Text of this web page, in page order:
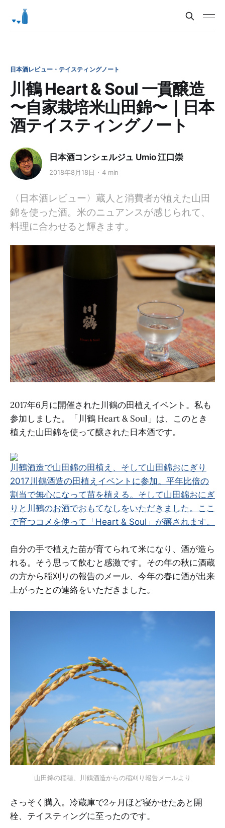
日本酒レビュー・テイスティングノート
川鶴 Heart & Soul 一貫醸造
〜自家栽培米山田錦〜｜日本
酒テイスティングノート
日本酒コンシェルジュ Umio 江口崇
2018年8月18日 4 min
〈日本酒レビュー〉蔵人と消費者が植えた山田
錦を使った酒。米のニュアンスが感じられて、
料理に合わせると輝きます。
2017年6月に開催された川鶴の田植えイベント。私も
参加しました。「川鶴 Heart & Soul」は、このとき
植えた山田錦を使って醸された日本酒です。
川鶴酒造で山田錦の田植え、そして山田錦おにぎり
2017川鶴酒造の田植えイベントに参加。平年比倍の
割当で無心になって苗を植える。そして山田錦おにぎ
りと川鶴のお酒でおもてなしをいただきました。ここ
で育つコメを使って「Heart & Soul」が醸されます。
自分の手で植えた苗が育てられて米になり、酒が造ら
れる。そう思って飲むと感激です。その年の秋に酒蔵
の方から稲刈りの報告のメール、今年の春に酒が出来
上がったとの連絡をいただきました。
山田錦の稲穂、川鶴酒造からの稲刈り報告メールより
さっそく購入。冷蔵庫で2ヶ月ほど寝かせたあと開
栓、テイスティングに至ったのです。